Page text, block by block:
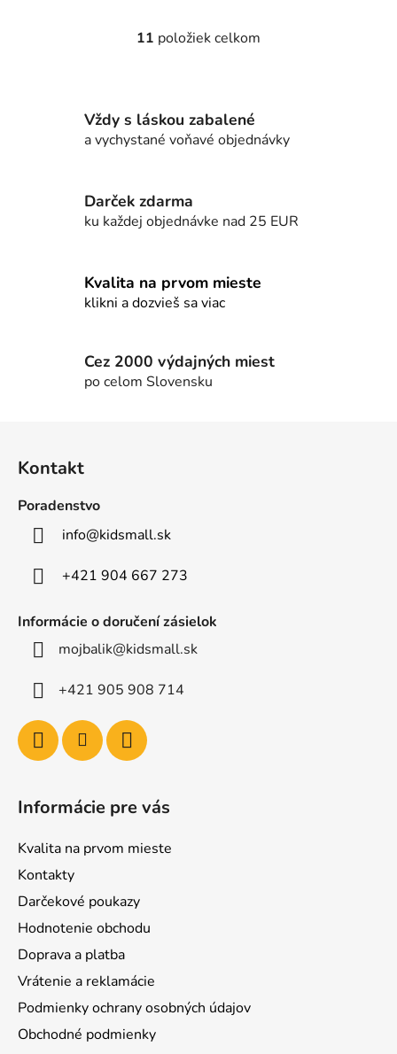
O
d
a
p
k
y
p
i
11 položiek celkom
Vždy s láskou zabalené
a vychystané voňavé objednávky
Darček zdarma
ku každej objednávke nad 25 EUR
Kvalita na prvom mieste
klikni a dozvieš sa viac
Cez 2000 výdajných miest
po celom Slovensku
Kontakt
Poradenstvo
info@kidsmall.sk
+421 904 667 273
Informácie o doručení zásielok
mojbalik@kidsmall.sk
+421 905 908 714
Informácie pre vás
Kvalita na prvom mieste
Kontakty
Darčekové poukazy
Hodnotenie obchodu
Doprava a platba
Vrátenie a reklamácie
Podmienky ochrany osobných údajov
Obchodné podmienky